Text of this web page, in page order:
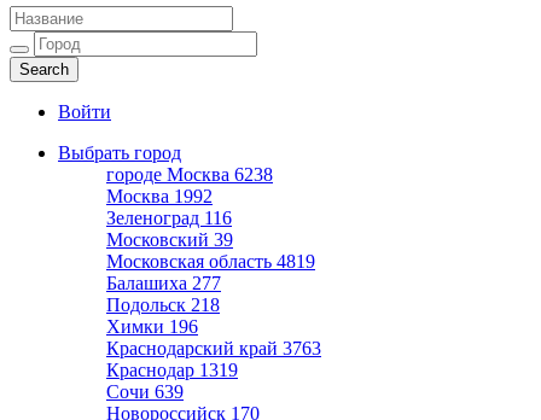
Каталог дешевых аптек
Войти
Выбрать город
городе Москва 6238
Москва 1992
Зеленоград 116
Московский 39
Московская область 4819
Балашиха 277
Подольск 218
Химки 196
Краснодарский край 3763
Краснодар 1319
Сочи 639
Новороссийск 170